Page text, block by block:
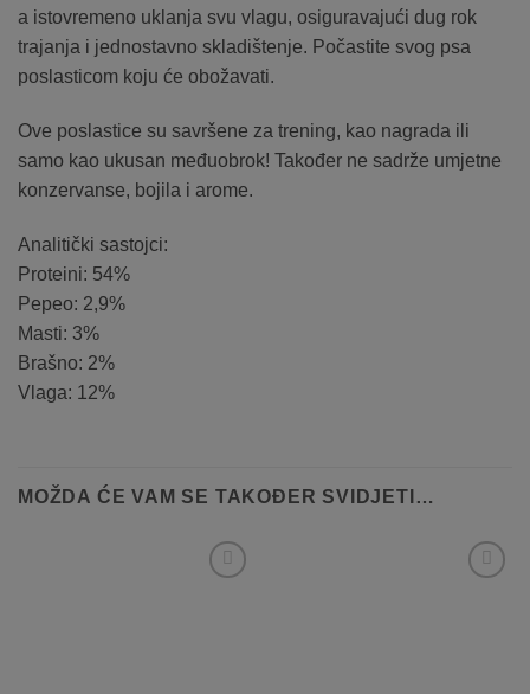
a istovremeno uklanja svu vlagu, osiguravajući dug rok
trajanja i jednostavno skladištenje. Počastite svog psa
poslasticom koju će obožavati.
Ove poslastice su savršene za trening, kao nagrada ili
samo kao ukusan međuobrok! Također ne sadrže umjetne
konzervanse, bojila i arome.
Analitički sastojci:
Proteini: 54%
Pepeo: 2,9%
Masti: 3%
Brašno: 2%
Vlaga: 12%
MOŽDA ĆE VAM SE TAKOĐER SVIDJETI…